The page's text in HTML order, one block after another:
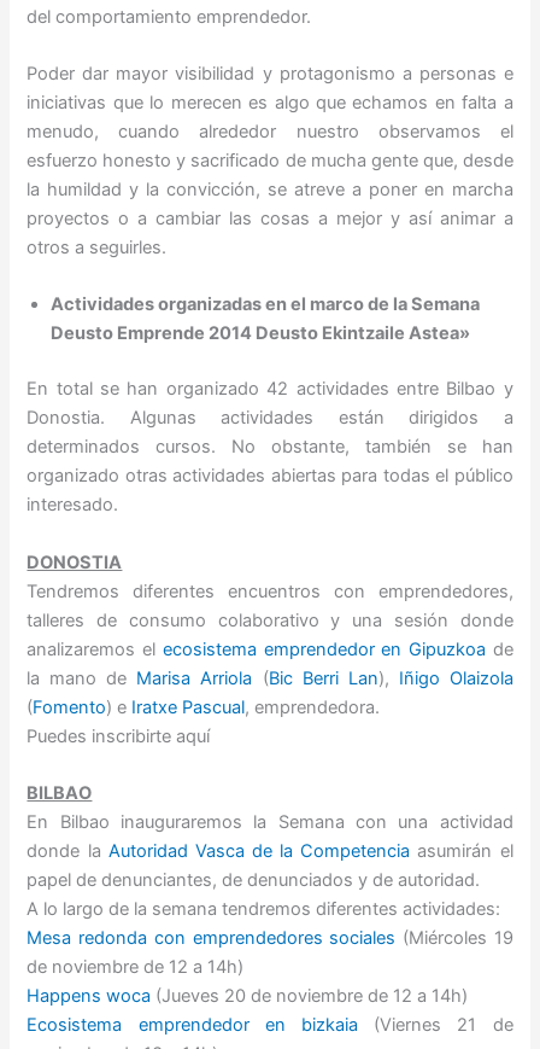
del comportamiento emprendedor.
Poder dar mayor visibilidad y protagonismo a personas e
iniciativas que lo merecen es algo que echamos en falta a
menudo, cuando alrededor nuestro observamos el
esfuerzo honesto y sacrificado de mucha gente que, desde
la humildad y la convicción, se atreve a poner en marcha
proyectos o a cambiar las cosas a mejor y así animar a
otros a seguirles.
Actividades organizadas en el marco de la Semana
Deusto Emprende 2014 Deusto Ekintzaile Astea»
En total se han organizado 42 actividades entre Bilbao y
Donostia. Algunas actividades están dirigidos a
determinados cursos. No obstante, también se han
organizado otras actividades abiertas para todas el público
interesado.
DONOSTIA
Tendremos diferentes encuentros con emprendedores,
talleres de consumo colaborativo y una sesión donde
analizaremos el ecosistema emprendedor en Gipuzkoa de
la mano de Marisa Arriola (Bic Berri Lan), Iñigo Olaizola
(Fomento) e Iratxe Pascual, emprendedora.
Puedes inscribirte aquí
BILBAO
En Bilbao inauguraremos la Semana con una actividad
donde la Autoridad Vasca de la Competenciaasumirán el
papel de denunciantes, de denunciados y de autoridad.
A lo largo de la semana tendremos diferentes actividades:
Mesa redonda con emprendedores sociales (Miércoles 19
de noviembre de 12 a 14h)
Happens woca (Jueves 20 de noviembre de 12 a 14h)
Ecosistema emprendedor en bizkaia (Viernes 21 de